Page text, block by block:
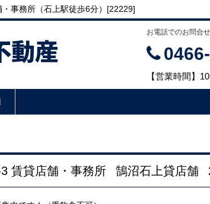
事務所（石上駅徒歩6分）[22229]
動産
お電話でのお問合せ
【営業時間】
賃貸店舗・事務所 鵠沼石上貸店舗